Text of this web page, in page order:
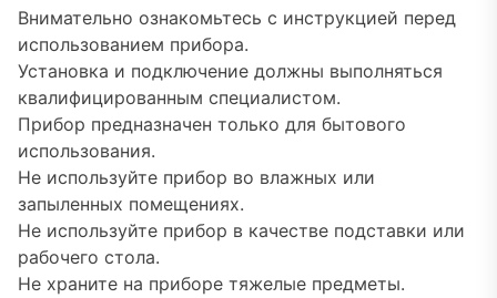
Внимательно ознакомьтесь с инструкцией перед
использованием прибора.
Установка и подключение должны выполняться
квалифицированным специалистом.
Прибор предназначен только для бытового
использования.
Не используйте прибор во влажных или
запыленных помещениях.
Не используйте прибор в качестве подставки или
рабочего стола.
Не храните на приборе тяжелые предметы.